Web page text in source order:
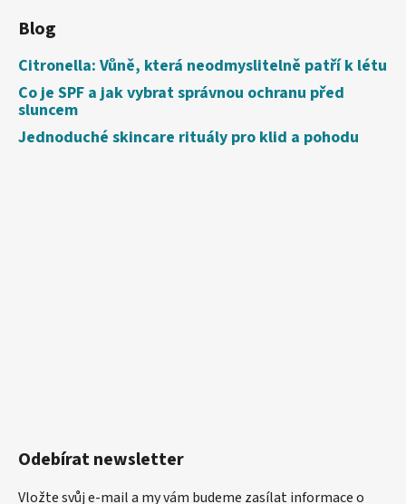
Blog
Citronella: Vůně, která neodmyslitelně patří k létu
Co je SPF a jak vybrat správnou ochranu před
sluncem
Jednoduché skincare rituály pro klid a pohodu
Odebírat newsletter
Vložte svůj e-mail a my vám budeme zasílat informace o